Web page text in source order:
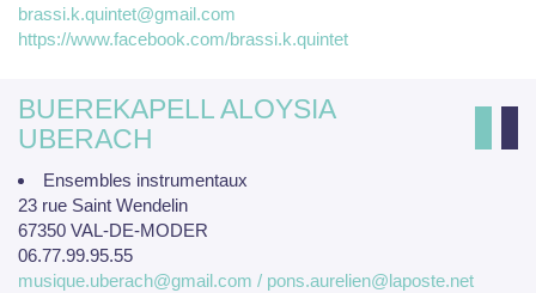
brassi.k.quintet@gmail.com
https://www.facebook.com/brassi.k.quintet
BUEREKAPELL ALOYSIA
UBERACH
Ensembles instrumentaux
23 rue Saint Wendelin
67350 VAL-DE-MODER
06.77.99.95.55
musique.uberach@gmail.com / pons.aurelien@laposte.net